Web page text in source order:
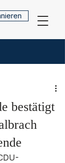
bestätigt